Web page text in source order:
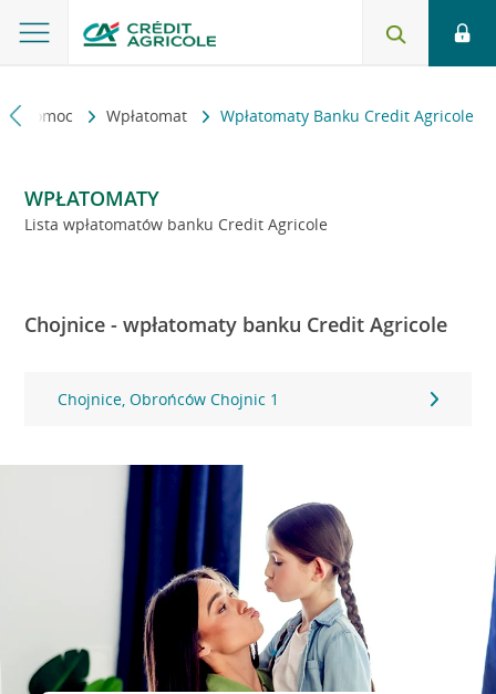
i pomoc Wpłatomat Wpłatomaty Banku Credit Agricole
WPŁATOMATY
Lista wpłatomatów banku Credit Agricole
Chojnice - wpłatomaty banku Credit Agricole
Chojnice, Obrońców Chojnic 1